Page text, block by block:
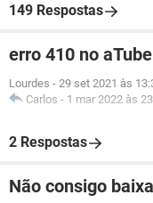
149 Respostas
erro 410 no
Lourdes - 29 set 2021 às
Carlos - 1 mar 2022 às
2 Respostas
Não consigo